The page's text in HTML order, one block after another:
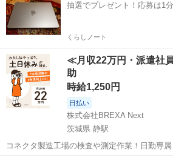
抽選でプレゼント！応募は1分
くらしノート
≪月収22万円・派遣社
助
時給1,250円
日払い
株式会社BREXA Next
茨城県 静駅
コネクタ製造工場の検査や測定作業！日勤専属